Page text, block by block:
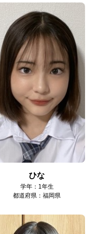
ひな
学年：1年生
都道府県：福岡県